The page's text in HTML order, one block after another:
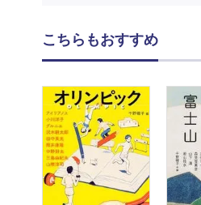
こちらもおすすめ